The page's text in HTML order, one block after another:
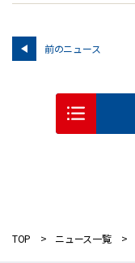
前のニュース
TOP ニュース一覧